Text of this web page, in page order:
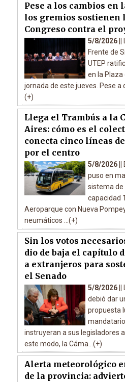
Pese a los cambios en
los gremios sostienen
Congreso contra el
5/8/2026 ||
Frente de
UTEP
en la Plaza
jornada de este jueves. Pese a
(+)
Llega el Trambús a la
Aires: cómo es el
conecta cinco líneas
por el centro
5/8/2026 ||
puso en
sistema
capacidad
Aeroparque con Nueva
neumáticos ...(+)
Sin los votos
dio de baja el capítulo
a extranjeros para
el Senado
5/8/2026 ||
debió dar
propuesta
instruyeran a sus legisladores
este modo, la Cáma...(+)
Alerta meteorológico
de la provincia: